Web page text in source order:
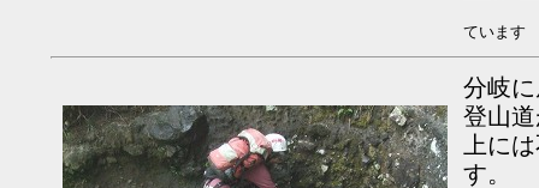
ています
分岐
登山
上に
す。